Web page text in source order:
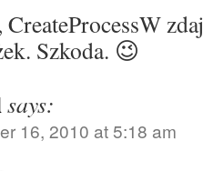
Szkoda. 😉
says:
16, 2010 at 5:18 am